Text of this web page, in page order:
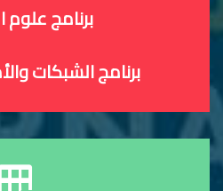
برنامج علوم
برنامج الشبكات